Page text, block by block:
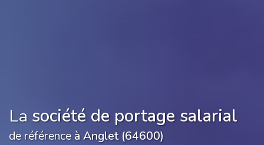
La société de portage salarial
de référence à Anglet (64600)